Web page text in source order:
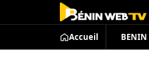
Accueil BENIN